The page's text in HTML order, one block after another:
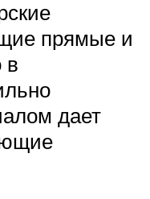
прямые и
в
дает